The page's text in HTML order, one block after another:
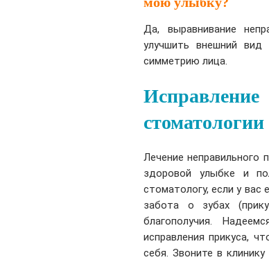
Да, выравнивание
улучшить внешний вид
симметрию лица.
стоматологии
Лечение неправильного
здоровой улыбке и
стоматологу, если у вас
забота о зубах
благополучия.
исправления прикуса,
себя. Звоните в